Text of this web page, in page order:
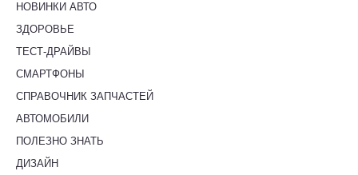
НОВИНКИ АВТО
ЗДОРОВЬЕ
ТЕСТ-ДРАЙВЫ
СМАРТФОНЫ
СПРАВОЧНИК ЗАПЧАСТЕЙ
АВТОМОБИЛИ
ПОЛЕЗНО ЗНАТЬ
ДИЗАЙН